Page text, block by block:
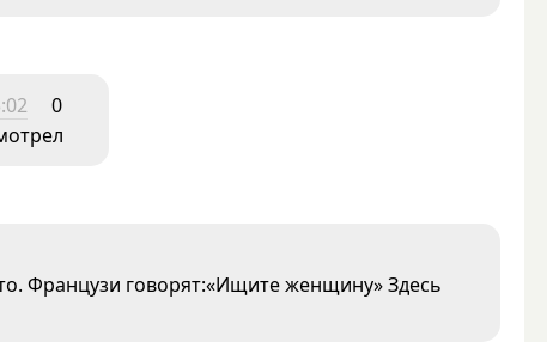
0
Французи говорят:«Ищите женщину» Здесь